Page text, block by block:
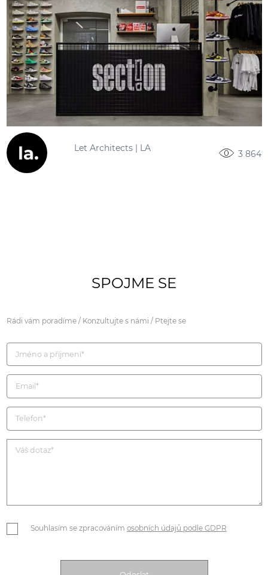
Let Architects | LA
3 864
SPOJME SE
Rádi vám poradíme / Konzultujte s námi / Ptejte se
Souhlasím se zpracováním osobních údajů podle GDPR